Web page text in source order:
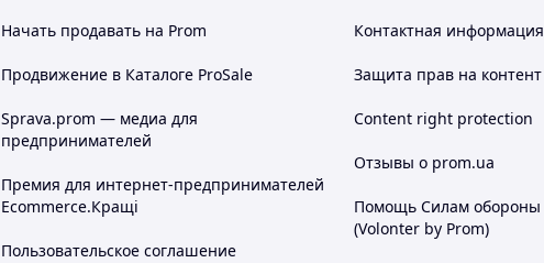
Начать продавать на Prom
Продвижение в Каталоге ProSale
Sprava.prom — медиа для
предпринимателей
Премия для интернет-предпринимателей
Ecommerce.Кращі
Пользовательское соглашение
Контактная информация
Защита прав на контент
Content right protection
Отзывы о prom.ua
Помощь Силам обороны
(Volonter by Prom)